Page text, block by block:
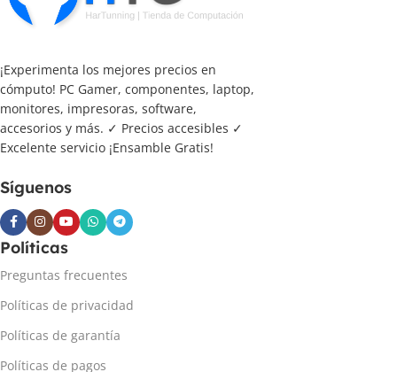
¡Experimenta los mejores precios en
cómputo! PC Gamer, componentes, laptop,
monitores, impresoras, software,
accesorios y más. ✓ Precios accesibles ✓
Excelente servicio ¡Ensamble Gratis!
Síguenos
Políticas
Preguntas frecuentes
Políticas de privacidad
Políticas de garantía
Políticas de pagos